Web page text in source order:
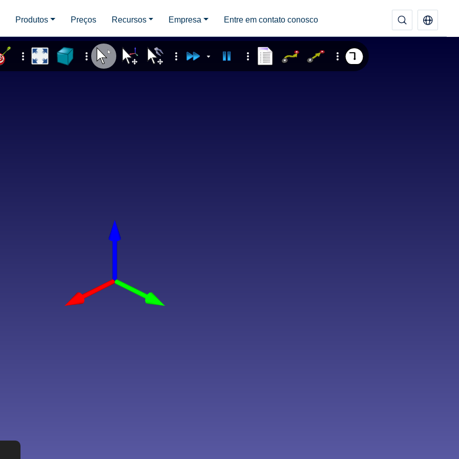
Produtos Preços Recursos Empresa Entre em contato conosco